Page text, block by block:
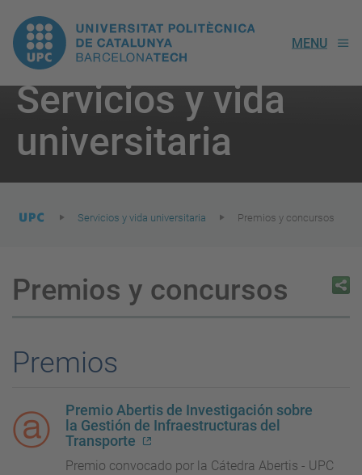
UPC.
Universitat
Politècnica
de
Catalunya
MENU
Servicios y vida
universitaria
You
Servicios y vida universitaria Premios y concursos
Premios y concursos
Premios
Premio Abertis de Investigación sobre
la Gestión de Infraestructuras del
Transporte
Premio convocado por la Cátedra Abertis - UPC